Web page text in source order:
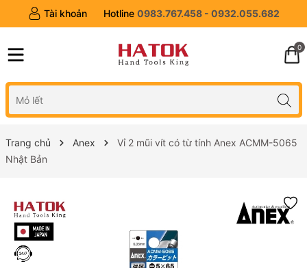
Tài khoản Hotline 0983.767.458 - 0932.055.682
0
Trang chủ Anex
Vỉ 2 mũi vít có từ tính Anex ACMM-5065
Nhật Bản